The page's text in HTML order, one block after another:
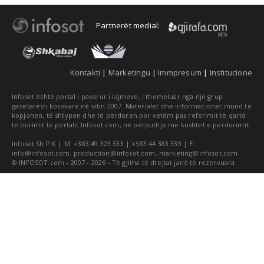
Partnerët medial:
Kontakti | Marketingu | Immpresum | Institucione
Infosot është portal i pavarur i lajmeve, i themeluar nga një grup
gazetarësh kosovarë në vitin 2007. Materialet dhe informacionet mund të
kopjohen, të shtypen dhe të përdoren por vetëm pas referimit të qartë
të burimit të portalit Infosot.com, në përputhje me kushtet e përdorimit.
Infosot Sh.P.K | M: +383 49 323 333 | +383 44 383 333 | E:
info@infosot.com , production@infosot.com , marketing@infosot.com
© INFOSOT.com - 2007 - 2026 - Të gjitha të drejtat janë të rezervuara